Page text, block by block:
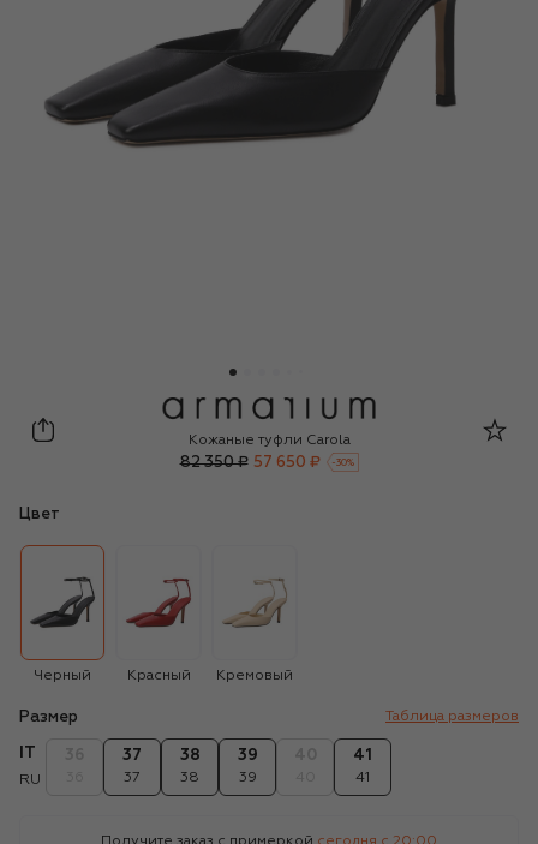
Armarium
Кожаные туфли Carola
82 350 ₽ 57 650 ₽ -30%
Цвет
Черный Красный Кремовый
Размер Таблица размеров
RU
37
37
38
38
39
39
41
41